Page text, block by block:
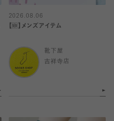
2026.08.06
【🆕】メンズアイテム
靴下屋
吉祥寺店